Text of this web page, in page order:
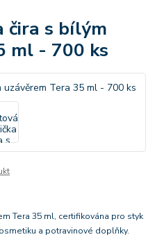
čira s bílým
ml - 700 ks
Tera 35 ml, certifikována pro styk
a potravinové doplňky.